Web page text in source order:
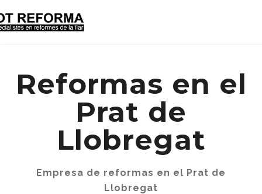
Reformas en el
Prat de
Llobregat
Empresa de reformas en el Prat de
Llobregat